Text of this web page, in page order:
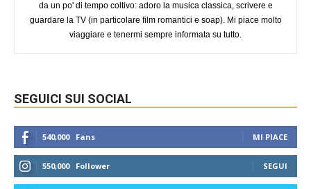
da un po' di tempo coltivo: adoro la musica classica, scrivere e
guardare la TV (in particolare film romantici e soap). Mi piace molto
viaggiare e tenermi sempre informata su tutto.
SEGUICI SUI SOCIAL
540,000 Fans MI PIACE
550,000 Follower SEGUI